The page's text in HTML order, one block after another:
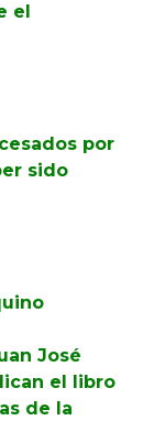
el
por
sido
José
el libro
de la